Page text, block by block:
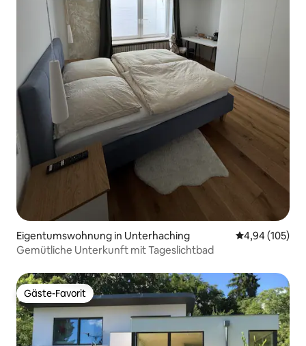
Eigentumswohnung in Unterhaching
4,94 (105)
Gemütliche Unterkunft mit Tageslichtbad
Gäste-Favorit
Gäste-Favorit